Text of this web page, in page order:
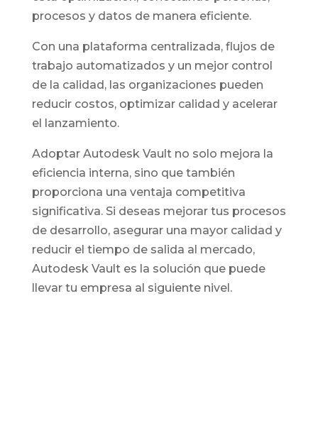
procesos y datos de manera eficiente.
Con una plataforma centralizada, flujos de
trabajo automatizados y un mejor control
de la calidad, las organizaciones pueden
reducir costos, optimizar calidad y acelerar
el lanzamiento.
Adoptar Autodesk Vault no solo mejora la
eficiencia interna, sino que también
proporciona una ventaja competitiva
significativa. Si deseas mejorar tus procesos
de desarrollo, asegurar una mayor calidad y
reducir el tiempo de salida al mercado,
Autodesk Vault es la solución que puede
llevar tu empresa al siguiente nivel.